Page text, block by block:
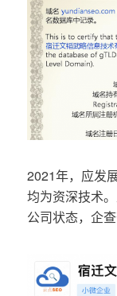
2021年，应发
均为资深技术
公司状态，企查